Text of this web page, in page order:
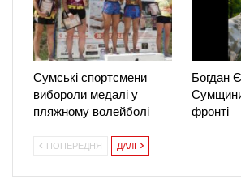
Сумські спортсмени
вибороли медалі у
пляжному волейболі
Богдан
фронті
ПОПЕРЕДНЯ ДАЛІ